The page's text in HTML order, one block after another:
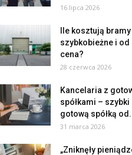
16 lipca 2026
Ile kosztują bramy
szybkobieżne i
cena?
28 czerwca 2026
Kancelaria z
spółkami – szybki
gotową spółką
31 marca 2026
„Zniknęły